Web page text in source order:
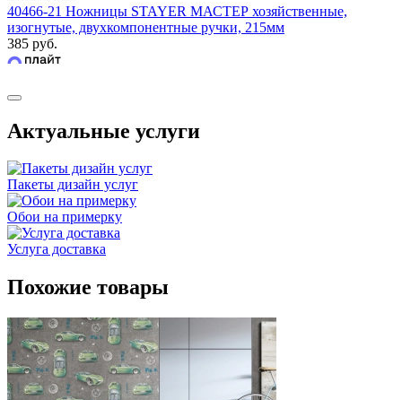
40466-21 Ножницы STAYER МАСТЕР хозяйственные,
изогнутые, двухкомпонентные ручки, 215мм
385 руб.
Актуальные услуги
Пакеты дизайн услуг
Обои на примерку
Услуга доставка
Похожие товары